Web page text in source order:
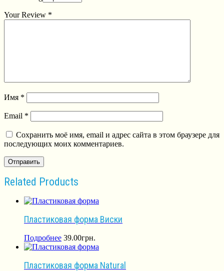
Your Review *
Имя *
Email *
Сохранить моё имя, email и адрес сайта в этом браузере для
последующих моих комментариев.
Related Products
Пластиковая форма Виски
Подробнее 39.00грн.
Пластиковая форма Natural